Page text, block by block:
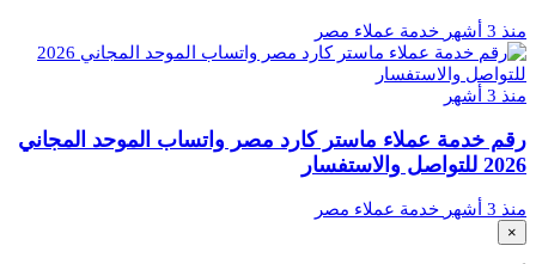
منذ 3 أشهر خدمة عملاء مصر
منذ 3 أشهر
رقم خدمة عملاء ماستر كارد مصر واتساب الموحد المجاني
2026 للتواصل والاستفسار
منذ 3 أشهر خدمة عملاء مصر
×